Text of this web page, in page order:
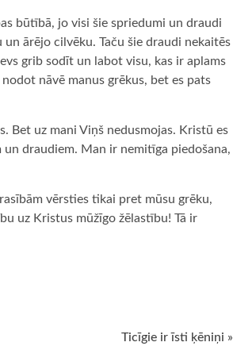
būtībā, jo visi šie spriedumi un draudi
ārējo cilvēku. Taču šie draudi nekaitēs
grib sodīt un labot visu, kas ir aplams
nāvē manus grēkus, bet es pats
Bet uz mani Viņš nedusmojas. Kristū es
draudiem. Man ir nemitīga piedošana,
vērsties tikai pret mūsu grēku,
uz Kristus mūžīgo žēlastību! Tā ir
Ticīgie ir īsti ķēniņi »